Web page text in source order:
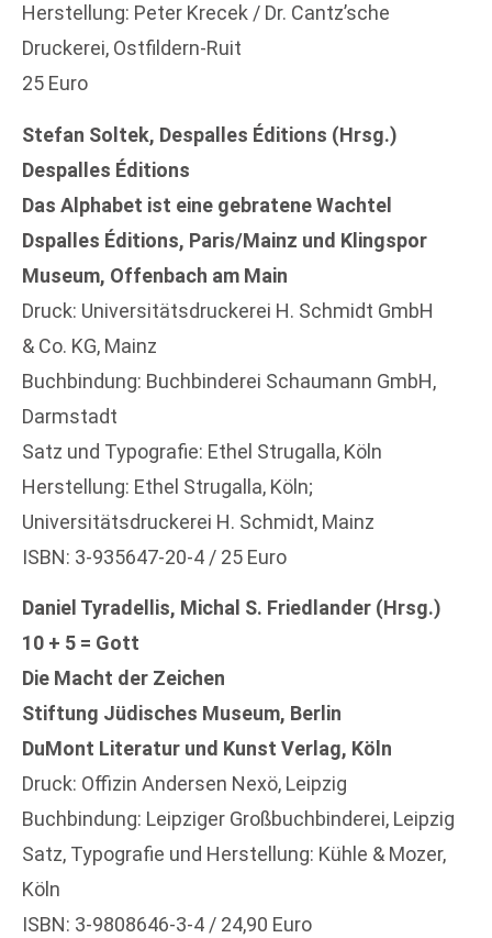
Herstellung: Peter Krecek / Dr. Cantz’sche
Druckerei, Ostfildern-Ruit
25 Euro
Stefan Soltek, Despalles Éditions (Hrsg.)
Despalles Éditions
Das Alphabet ist eine gebratene Wachtel
Dspalles Éditions, Paris/Mainz und Klingspor
Museum, Offenbach am Main
Druck: Universitätsdruckerei H. Schmidt GmbH
& Co. KG, Mainz
Buchbindung: Buchbinderei Schaumann GmbH,
Darmstadt
Satz und Typografie: Ethel Strugalla, Köln
Herstellung: Ethel Strugalla, Köln;
Universitätsdruckerei H. Schmidt, Mainz
ISBN: 3-935647-20-4 / 25 Euro
Daniel Tyradellis, Michal S. Friedlander (Hrsg.)
10 + 5 = Gott
Die Macht der Zeichen
Stiftung Jüdisches Museum, Berlin
DuMont Literatur und Kunst Verlag, Köln
Druck: Offizin Andersen Nexö, Leipzig
Buchbindung: Leipziger Großbuchbinderei, Leipzig
Satz, Typografie und Herstellung: Kühle & Mozer,
Köln
ISBN: 3-9808646-3-4 / 24,90 Euro